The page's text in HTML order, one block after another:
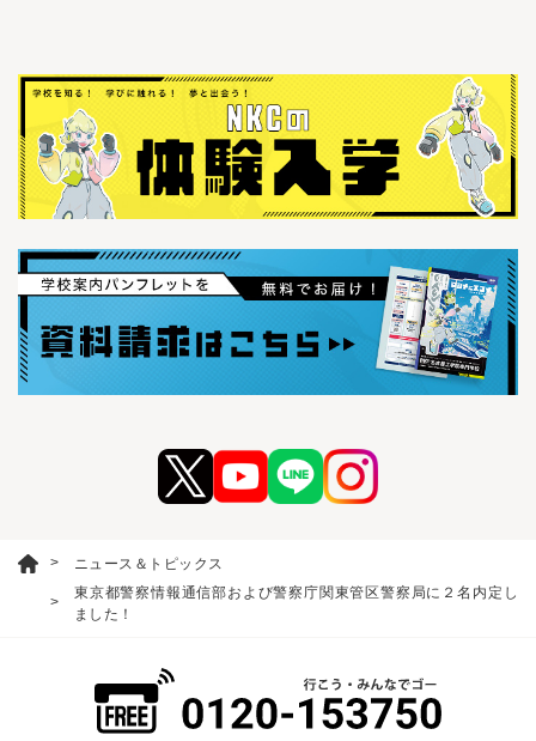
ニュース＆トピックス
東京都警察情報通信部および警察庁関東管区警察局に２名内定し
ました！